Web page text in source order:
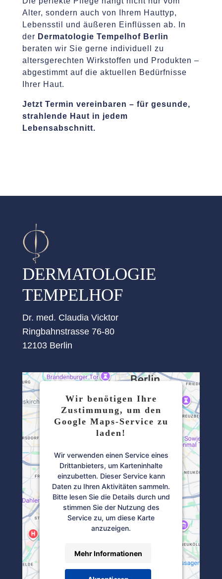
Alter, sondern auch von Ihrem Hauttyp,
Lebensstil und äußeren Einflüssen ab. In
der Dermatologie Tempelhof Berlin
beraten wir Sie gerne individuell zu
altersgerechten Wirkstoffen und Produkten –
abgestimmt auf die aktuellen Bedürfnisse
Ihrer Haut.
Jetzt Termin vereinbaren – für gesunde,
strahlende Haut in jedem
Lebensabschnitt.
DERMATOLOGIE
TEMPELHOF
Dr. med. Claudia Vicktor
Ringbahnstrasse 76-80
12103 Berlin
Wir benötigen Ihre
Zustimmung, um den
Google Maps-Service zu
laden!
Wir verwenden einen Service eines
Drittanbieters, um Karteninhalte
einzubetten. Dieser Service kann
Daten zu Ihren Aktivitäten sammeln.
Bitte lesen Sie die Details durch und
stimmen Sie der Nutzung des
Service zu, um diese Karte
anzuzeigen.
Mehr Informationen